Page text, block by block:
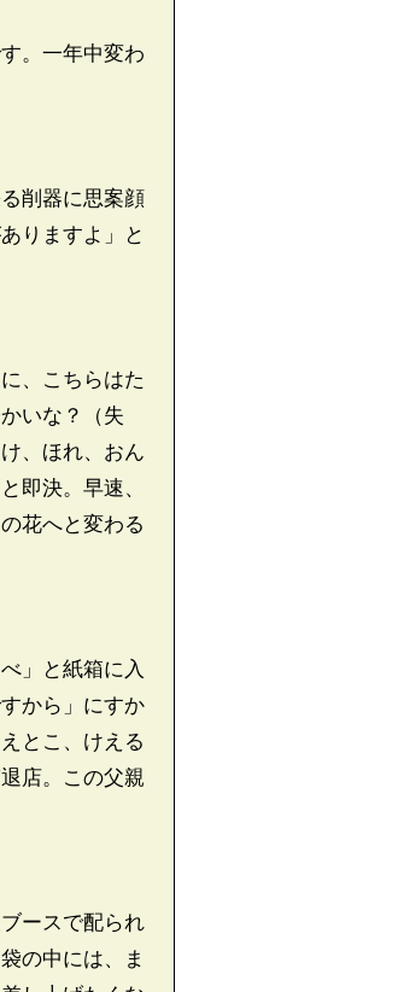
。一年中変わ
削器に思案顔
りますよ」と
、こちらはた
いな？（失
、ほれ、おん
即決。早速、
花へと変わる
」と紙箱に入
から」にすか
とこ、けえる
店。この父親
ースで配られ
の中には、ま